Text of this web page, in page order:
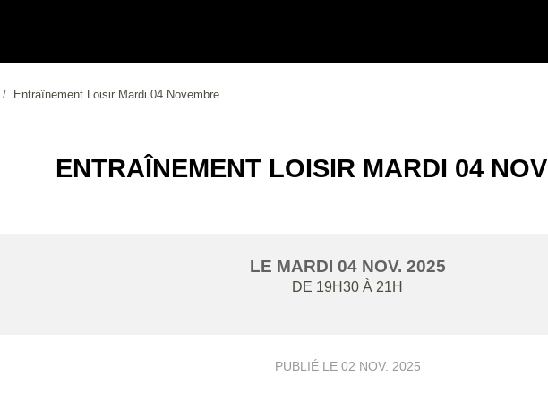
Entraînement Loisir Mardi 04 Novembre
ENTRAÎNEMENT LOISIR MARDI 04
LE MARDI 04 NOV. 2025
DE 19H30 À 21H
PUBLIÉ LE 02 NOV. 2025